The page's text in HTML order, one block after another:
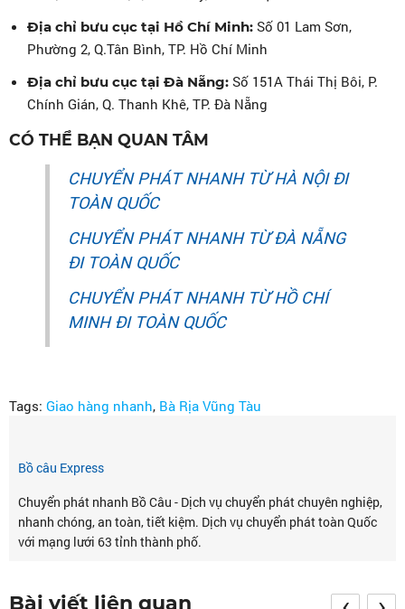
Địa chỉ bưu cục tại Hồ Chí Minh: Số 01 Lam Sơn,
Phường 2, Q.Tân Bình, TP. Hồ Chí Minh
Địa chỉ bưu cục tại Đà Nẵng: Số 151A Thái Thị Bôi, P.
Chính Gián, Q. Thanh Khê, TP. Đà Nẵng
CÓ THỂ BẠN QUAN TÂM
CHUYỂN PHÁT NHANH TỪ HÀ NỘI ĐI
TOÀN QUỐC
CHUYỂN PHÁT NHANH TỪ ĐÀ NẴNG
ĐI TOÀN QUỐC
CHUYỂN PHÁT NHANH TỪ HỒ CHÍ
MINH ĐI TOÀN QUỐC
Tags: Giao hàng nhanh, Bà Rịa Vũng Tàu
Bồ câu Express
Chuyển phát nhanh Bồ Câu - Dịch vụ chuyển phát chuyên nghiệp,
nhanh chóng, an toàn, tiết kiệm. Dịch vụ chuyển phát toàn Quốc
với mạng lưới 63 tỉnh thành phố.
Bài viết liên quan